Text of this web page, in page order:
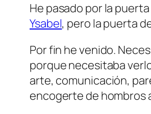
He pasado por la
Ysabel, pero la puerta
Por fin he venido.
porque necesitaba
arte, comunicación,
encogerte de hombros